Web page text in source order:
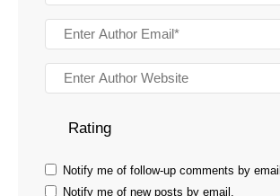
Rating
Notify me of follow-up comments by email.
Notify me of new posts by email.